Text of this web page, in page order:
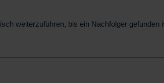
weiterzuführen, bis ein Nachfolger gefunden